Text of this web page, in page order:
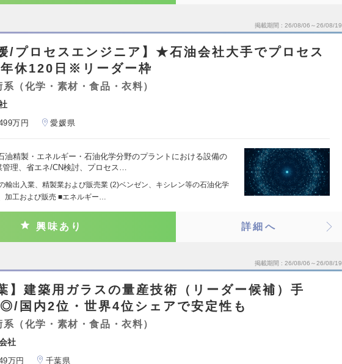
掲載期間 26/08/06～26/08/19
/プロセスエンジニア】★石油会社大手でプロセス
休120日※リーダー枠
（化学・素材・食品・衣料）
万円 愛媛県
油精製・エネルギー・石油化学分野のプラントにおける設備の
理、省エネ/CN検討、プロセス…
輸出入業、精製業および販売業 (2)ベンゼン、キシレン等の石油化学
加工および販売 ■エネルギー…
興味あり 詳細へ
掲載期間 26/08/06～26/08/19
】建築用ガラスの量産技術（リーダー候補）手
国内2位・世界4位シェアで安定性も
（化学・素材・食品・衣料）
社
万円 千葉県